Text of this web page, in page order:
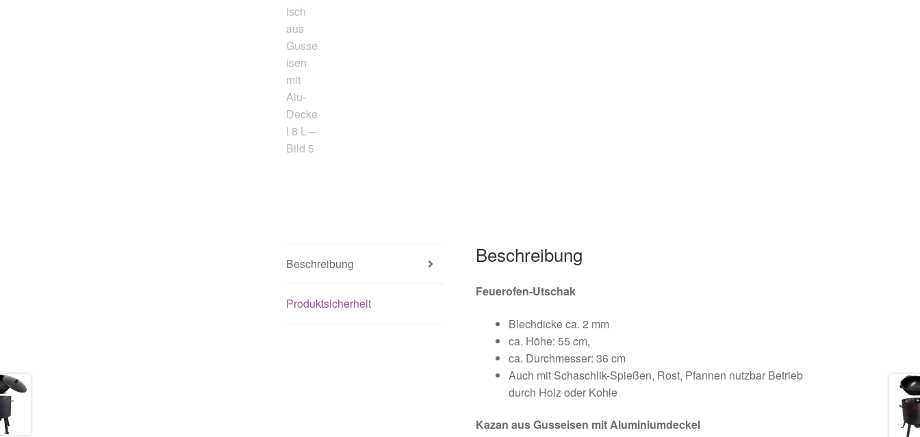
Beschreibung
Produktsicherheit
Beschreibung
Feuerofen-Utschak
Blechdicke ca. 2 mm
ca. Höhe: 55 cm,
ca. Durchmesser: 36 cm
Auch mit Schaschlik-Spießen, Rost, Pfannen nutzbar Betrieb
durch Holz oder Kohle
Kazan aus Gusseisen mit Aluminiumdeckel